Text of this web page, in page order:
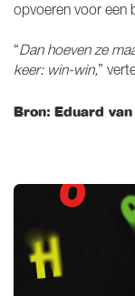
opvoeren voor een
“Dan hoeven ze
keer: win-win,”
Bron: Eduard